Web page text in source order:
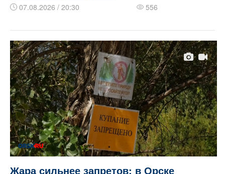
07.08.2026 / 20:30 556
Жара сильнее запретов: в Орске